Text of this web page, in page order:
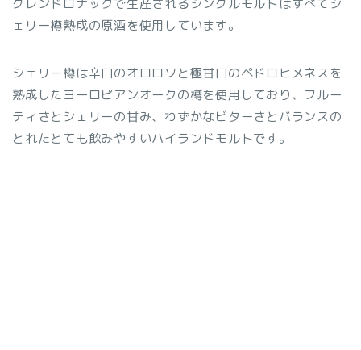
グレンドロナックで生産されるシングルモルトはすべてシ
ェリー樽熟成の原酒を使用しています。
シェリー樽は辛口のオロロソと極甘口のペドロヒメネスを
熟成したヨーロピアンオークの樽を使用しており、フルー
ティさとシェリーの甘み、わずかなビターさとバランスの
とれたとても飲みやすいハイランドモルトです。